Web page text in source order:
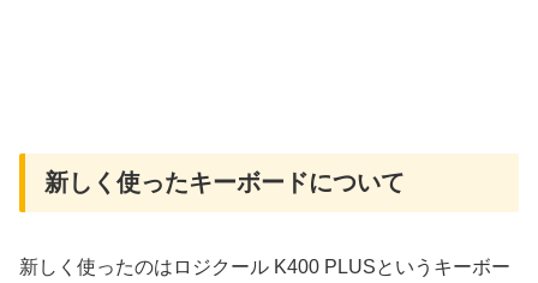
新しく使ったキーボードについて
新しく使ったのはロジクール K400 PLUSというキーボー